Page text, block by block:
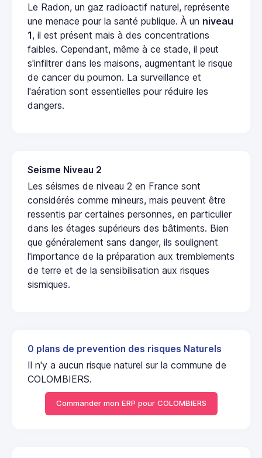
Le Radon, un gaz radioactif naturel, représente
une menace pour la santé publique. À un niveau
1, il est présent mais à des concentrations
faibles. Cependant, même à ce stade, il peut
s'infiltrer dans les maisons, augmentant le risque
de cancer du poumon. La surveillance et
l'aération sont essentielles pour réduire les
dangers.
Seisme Niveau 2
Les séismes de niveau 2 en France sont
considérés comme mineurs, mais peuvent être
ressentis par certaines personnes, en particulier
dans les étages supérieurs des bâtiments. Bien
que généralement sans danger, ils soulignent
l'importance de la préparation aux tremblements
de terre et de la sensibilisation aux risques
sismiques.
0 plans de prevention des risques Naturels
Il n'y a aucun risque naturel sur la commune de
COLOMBIERS.
Commander mon ERP pour COLOMBIERS